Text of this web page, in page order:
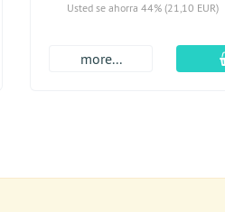
Usted se ahorra 44% (21,10 EUR)
more...